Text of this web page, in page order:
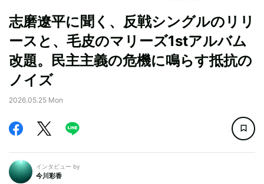
志磨遼平に聞く、反戦シングルのリリ
ースと、毛皮のマリーズ1stアルバム
改題。民主主義の危機に鳴らす抵抗の
ノイズ
2026.05.25 Mon
インタビュー by
今川彩香